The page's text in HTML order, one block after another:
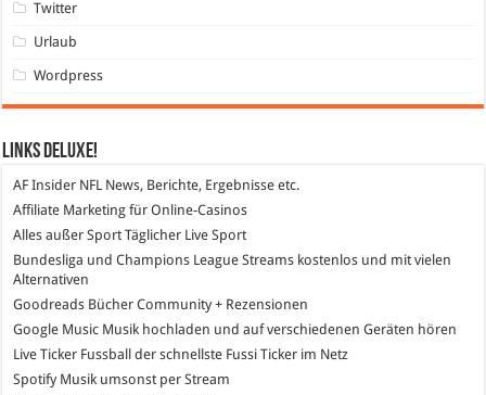
Twitter
Urlaub
Wordpress
Links DeLuXe!
AF Insider NFL News, Berichte, Ergebnisse etc.
Affiliate Marketing für Online-Casinos
Alles außer SportTäglicher Live Sport
Bundesliga und Champions League Streams kostenlos und mit vielen
Alternativen
Goodreads Bücher Community + Rezensionen
Google Music Musik hochladen und auf verschiedenen Geräten hören
Live Ticker Fussball
der schnellste Fussi Ticker im Netz
SpotifyMusik umsonst per Stream